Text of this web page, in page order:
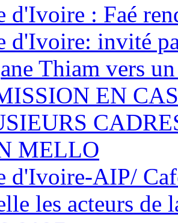
d'Ivoire : Faé
d'Ivoire: invité
Thiam vers
EN
MELLO
d'Ivoire-AIP/
les acteurs de